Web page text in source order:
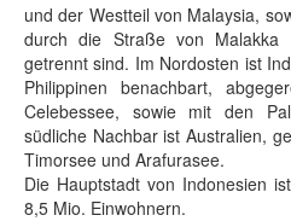
und der Westteil von Malaysia,
durch die Straße von Malakka
getrennt sind. Im Nordosten ist
Philippinen benachbart,
Celebessee, sowie mit den
südliche Nachbar ist Australien,
Timorsee und Arafurasee.
Die Hauptstadt von Indonesien
8,5 Mio. Einwohnern.